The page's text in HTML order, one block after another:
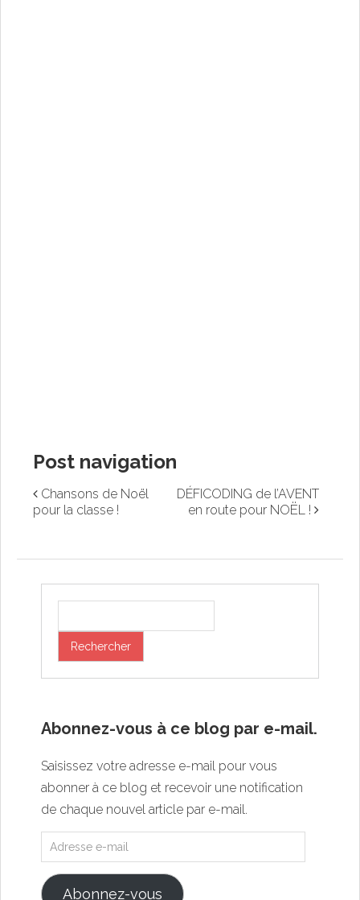
Post navigation
Chansons de Noël
pour la classe !
DÉFICODING de l’AVENT
en route pour NOËL !
Abonnez-vous à ce blog par e-mail.
Saisissez votre adresse e-mail pour vous
abonner à ce blog et recevoir une notification
de chaque nouvel article par e-mail.
Abonnez-vous